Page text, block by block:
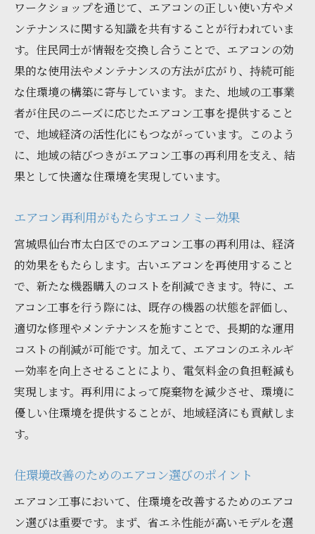
再利用によるエネルギー効率の向上事例
持続可能な未来を見据えたエアコン選び
再利用を通じたサステナブルなライフスタ
イルの提案
ワークショップを通じて、エアコンの正しい使い方やメ
ンテナンスに関する知識を共有することが行われていま
す。住民同士が情報を交換し合うことで、エアコンの効
果的な使用法やメンテナンスの方法が広がり、持続可能
な住環境の構築に寄与しています。また、地域の工事業
者が住民のニーズに応じたエアコン工事を提供すること
で、地域経済の活性化にもつながっています。このよう
に、地域の結びつきがエアコン工事の再利用を支え、結
果として快適な住環境を実現しています。
エアコン再利用がもたらすエコノミー効果
宮城県仙台市太白区でのエアコン工事の再利用は、経済
的効果をもたらします。古いエアコンを再使用すること
で、新たな機器購入のコストを削減できます。特に、エ
アコン工事を行う際には、既存の機器の状態を評価し、
適切な修理やメンテナンスを施すことで、長期的な運用
コストの削減が可能です。加えて、エアコンのエネルギ
ー効率を向上させることにより、電気料金の負担軽減も
実現します。再利用によって廃棄物を減少させ、環境に
優しい住環境を提供することが、地域経済にも貢献しま
す。
住環境改善のためのエアコン選びのポイント
エアコン工事において、住環境を改善するためのエアコ
ン選びは重要です。まず、省エネ性能が高いモデルを選